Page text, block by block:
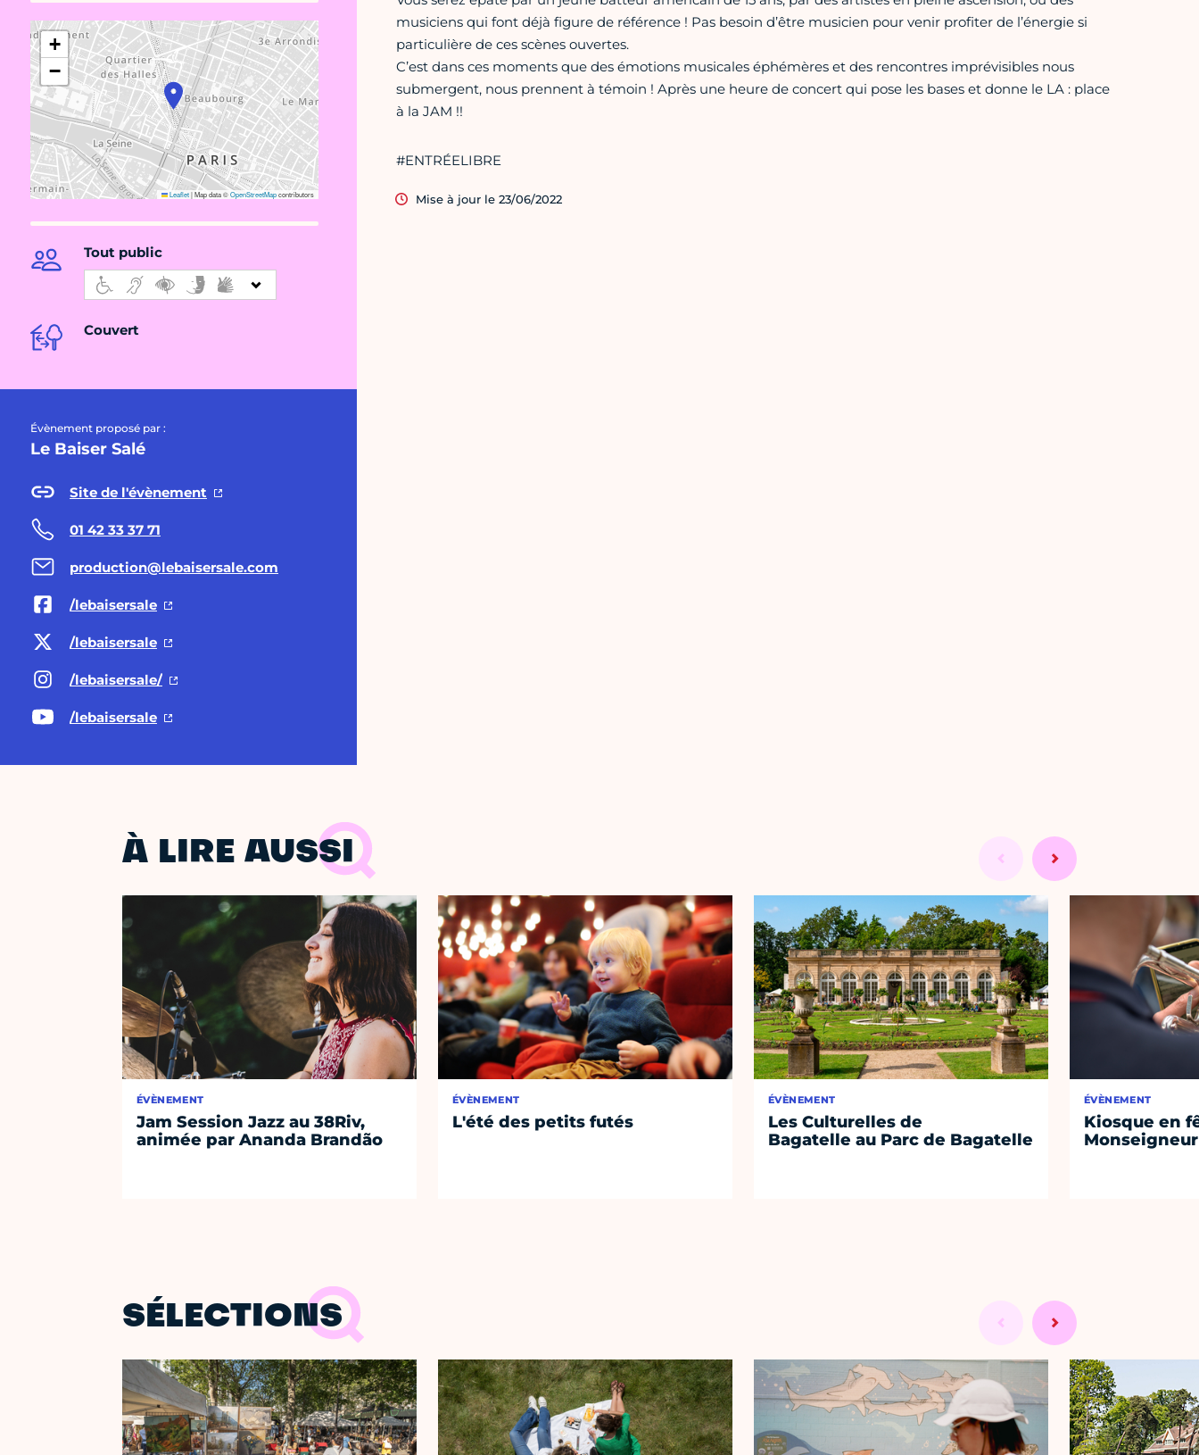
+
−
Leaflet|Map data ©OpenStreetMapcontributors
Tout public
Couvert
Évènement proposé par :
Le Baiser Salé
Site de l'évènement
01 42 33 37 71
production@lebaisersale.com
/lebaisersale
/lebaisersale
/lebaisersale/
/lebaisersale
musiciens qui font déjà figure de référence ! Pas besoin d’être musicien pour venir profiter de l’énergie si
particulière de ces scènes ouvertes.
C’est dans ces moments que des émotions musicales éphémères et des rencontres imprévisibles nous
submergent, nous prennent à témoin ! Après une heure de concert qui pose les bases et donne le LA : place
à la JAM !!
#ENTRÉELIBRE
Mise à jour le 23/06/2022
À LIRE AUSSI
ÉVÈNEMENT
Jam Session Jazz au 38Riv,
animée par Ananda Brandão
ÉVÈNEMENT
L'été des petits futés
ÉVÈNEMENT
Les Culturelles de
Bagatelle au Parc de Bagatelle
ÉVÈNEMENT
Kiosque en
SÉLECTIONS